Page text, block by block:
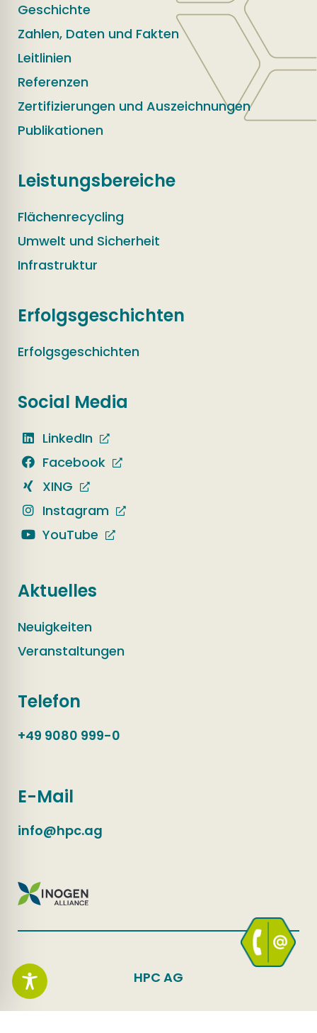
Geschichte
Zahlen, Daten und Fakten
Leitlinien
Referenzen
Zertifizierungen und Auszeichnungen
Publikationen
Leistungsbereiche
Flächenrecycling
Umwelt und Sicherheit
Infrastruktur
Erfolgsgeschichten
Erfolgsgeschichten
Social Media
LinkedIn
Facebook
XING
Instagram
YouTube
Aktuelles
Neuigkeiten
Veranstaltungen
Telefon
+49 9080 999-0
E-Mail
info@hpc.ag
HPC AG